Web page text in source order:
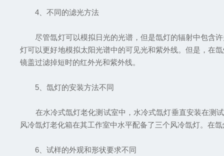
4、不同的滤光方法
尽管氙灯可以模拟日光的光谱，但是氙灯的辐射中包含许
灯可以更好地模拟太阳光谱中的可见光和紫外线。但是，在
镜盖过滤掉短时的红外光和紫外线。
5、氙灯的安装方法不同
在水冷式氙灯老化测试室中，水冷式氙灯垂直安装在测试
风冷氙灯老化箱在其工作室中水平配备了三个风冷氙灯。在
6、试样的外观和形状要求不同